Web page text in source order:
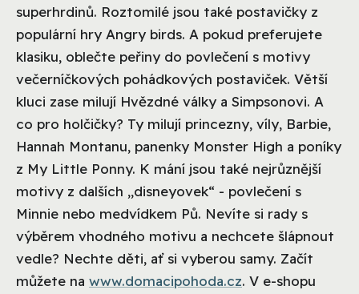
superhrdinů. Roztomilé jsou také postavičky z
populární hry Angry birds. A pokud preferujete
klasiku, oblečte peřiny do povlečení s motivy
večerníčkových pohádkových postaviček. Větší
kluci zase milují Hvězdné války a Simpsonovi. A
co pro holčičky? Ty milují princezny, víly, Barbie,
Hannah Montanu, panenky Monster High a poníky
z My Little Ponny. K mání jsou také nejrůznější
motivy z dalších „disneyovek“ - povlečení s
Minnie nebo medvídkem Pů. Nevíte si rady s
výběrem vhodného motivu a nechcete šlápnout
vedle? Nechte děti, ať si vyberou samy. Začít
můžete na www.domacipohoda.cz. V e-shopu